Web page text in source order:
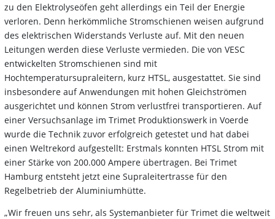
zu den Elektrolyseöfen geht allerdings ein Teil der Energie
verloren. Denn herkömmliche Stromschienen weisen aufgrund
des elektrischen Widerstands Verluste auf. Mit den neuen
Leitungen werden diese Verluste vermieden. Die von VESC
entwickelten Stromschienen sind mit
Hochtemperatursupraleitern, kurz HTSL, ausgestattet. Sie sind
insbesondere auf Anwendungen mit hohen Gleichströmen
ausgerichtet und können Strom verlustfrei transportieren. Auf
einer Versuchsanlage im Trimet Produktionswerk in Voerde
wurde die Technik zuvor erfolgreich getestet und hat dabei
einen Weltrekord aufgestellt: Erstmals konnten HTSL Strom mit
einer Stärke von 200.000 Ampere übertragen. Bei Trimet
Hamburg entsteht jetzt eine Supraleitertrasse für den
Regelbetrieb der Aluminiumhütte.
„Wir freuen uns sehr, als Systemanbieter für Trimet die weltweit